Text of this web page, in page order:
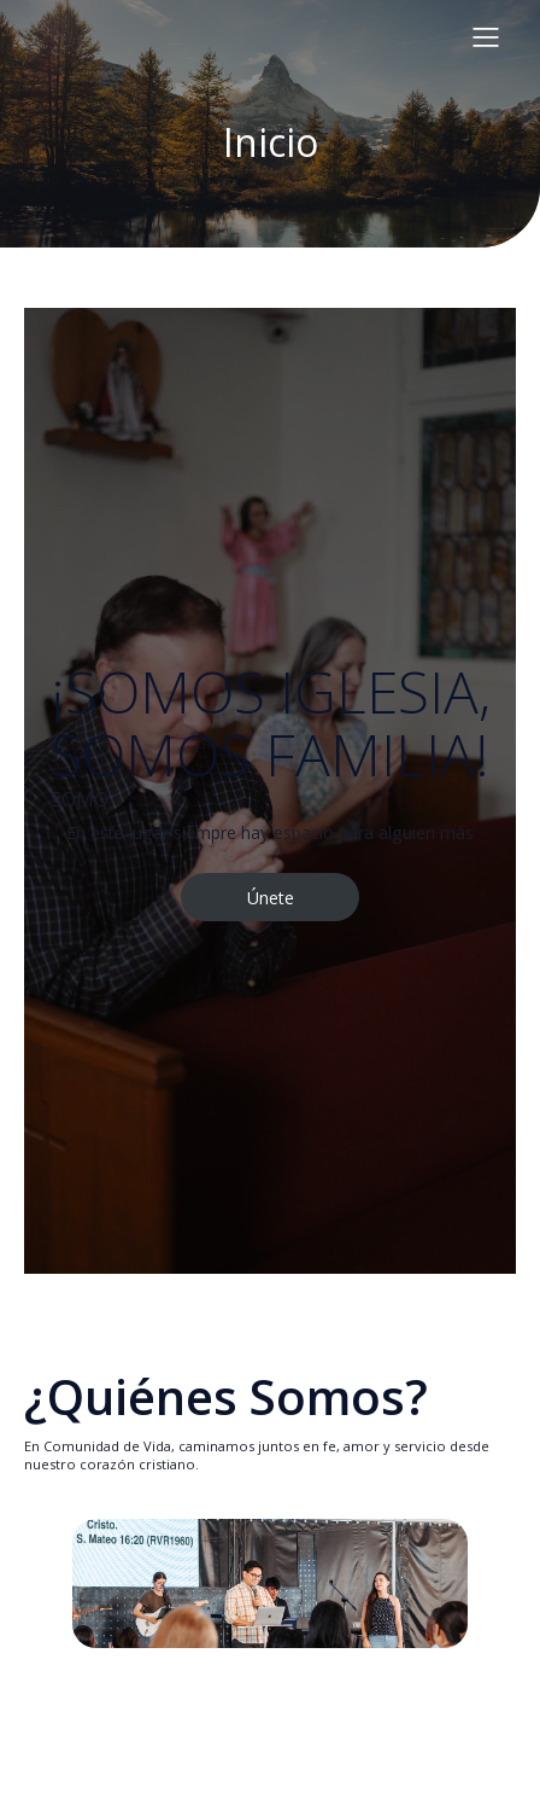
Inicio
¡SOMOS IGLESIA,
SOMOS FAMILIA!
SOMO
En este lugar siempre hay espacio para alguien más
Únete
¿Quiénes Somos?
En Comunidad de Vida, caminamos juntos en fe, amor y servicio desde
nuestro corazón cristiano.